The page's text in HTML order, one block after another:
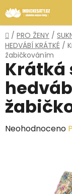
na
obsah
Domů
/ PRO ŽENY /
HEDVÁBÍ KRÁTKÉ /
žabičkováním
Krátká
Průměrné
Neohodnoceno